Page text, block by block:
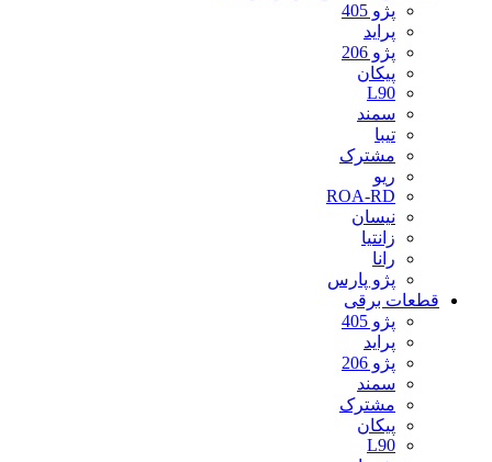
پژو 405
پراید
پژو 206
پیکان
L90
سمند
تیبا
مشترک
ریو
ROA-RD
نیسان
زانتیا
رانا
پژو پارس
قطعات برقی
پژو 405
پراید
پژو 206
سمند
مشترک
پیکان
L90